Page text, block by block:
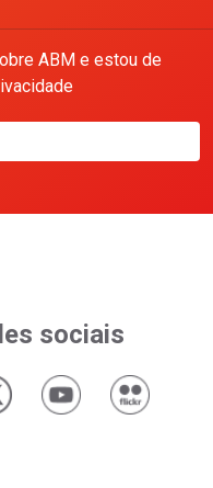
ABM e estou de
sociais